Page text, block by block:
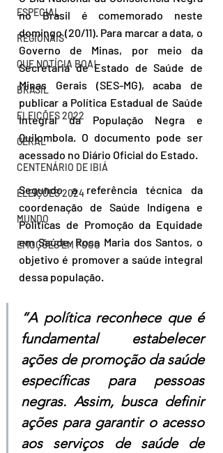
ESPECIAL
REGIONAIS
QUE NOTÍCIA BOA!
BRASIL
ELEIÇÕES 2022
GERAL
CENTENÁRIO DE IBIÁ
ELEIÇÕES 2024
MUNDO
EMOÇÕES EM FOCO
no Brasil é comemorado neste
domingo (20/11). Para marcar a data, o
Governo de Minas, por meio da
Secretaria de Estado de Saúde de
Minas Gerais (SES-MG), acaba de
publicar a Política Estadual de Saúde
Integral da População Negra e
Quilombola. O documento pode ser
acessado no Diário Oficial do Estado.
Segundo a referência técnica da
coordenação de Saúde Indígena e
Políticas de Promoção da Equidade
em Saúde, Rosa Maria dos Santos, o
objetivo é promover a saúde integral
dessa população.
“A política reconhece que é
fundamental estabelecer
ações de promoção da saúde
específicas para pessoas
negras. Assim, busca definir
ações para garantir o acesso
aos serviços de saúde de